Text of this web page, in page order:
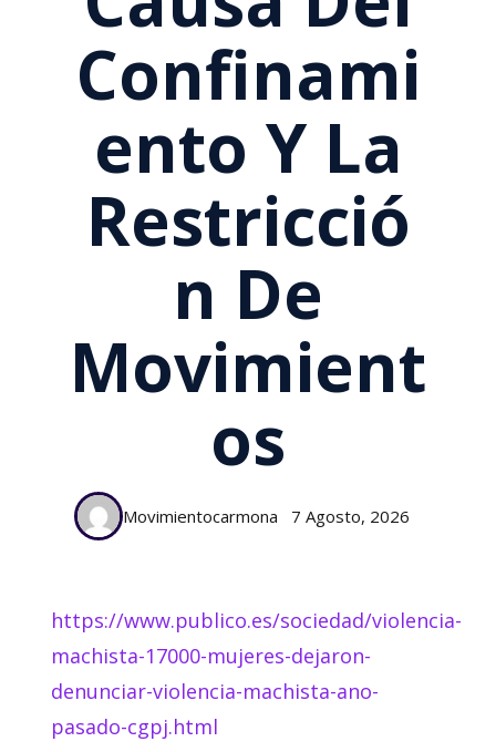
Confinami
Ento Y La
Restricció
N De
Movimient
Os
Movimientocarmona 7 Agosto, 2026
https://www.publico.es/sociedad/violencia-
machista-17000-mujeres-dejaron-
denunciar-violencia-machista-ano-
pasado-cgpj.html